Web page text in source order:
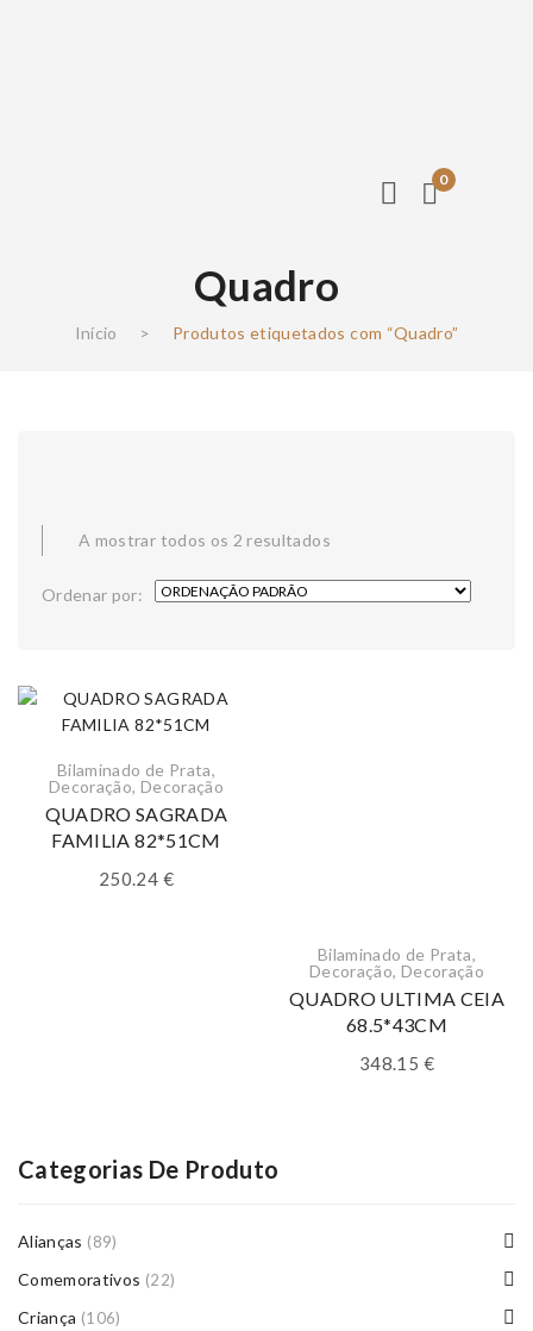
0
Quadro
Início > Produtos etiquetados com “Quadro”
A mostrar todos os 2 resultados
Ordenar por:
Bilaminado de Prata,
Decoração, Decoração
QUADRO SAGRADA
FAMILIA 82*51CM
250.24 €
Bilaminado de Prata,
Decoração, Decoração
QUADRO ULTIMA CEIA
68.5*43CM
348.15 €
Categorias De Produto
Alianças (89)
Comemorativos (22)
Criança (106)